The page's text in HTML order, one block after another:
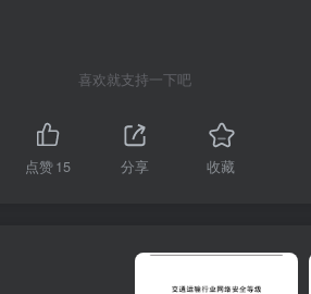
喜欢就支持一下吧
点赞15 分享 收藏